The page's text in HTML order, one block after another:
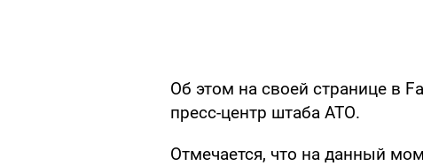
Об этом на своей странице в
пресс-центр штаба АТО.
Отмечается, что на данный